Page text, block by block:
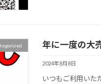
年に一度の大
2024年8月8日
いつもご利用いた